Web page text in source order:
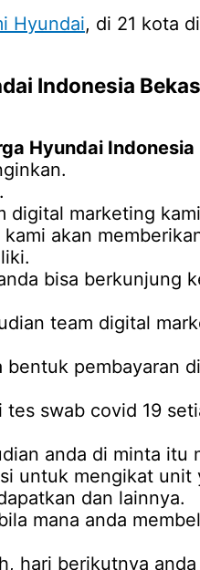
Hyundai, di 21 kota
Indonesia
Hyundai Indonesia
digital marketing
akan
bisa berkunjung
team digital
pembayaran
swab covid 19
anda di minta itu
untuk mengikat unit
dan lainnya.
mana anda
hari berikutnya